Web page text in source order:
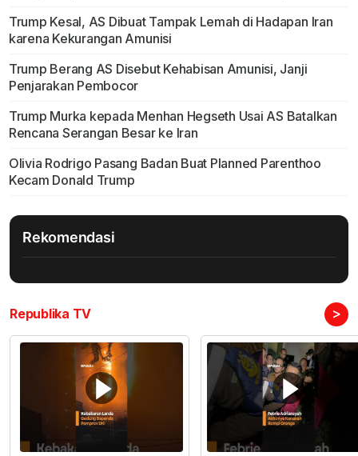
Trump Kesal, AS Dibuat Tampak Lemah di Hadapan Iran
karena Kekurangan Amunisi
Trump Berang AS Disebut Kehabisan Amunisi, Janji
Penjarakan Pembocor
Trump Murka kepada Menhan Hegseth Usai AS Batalkan
Rencana Serangan Besar ke Iran
Olivia Rodrigo Pasang Badan Buat Planned Parenthoo
Kecam Donald Trump
Rekomendasi
Republika TV >